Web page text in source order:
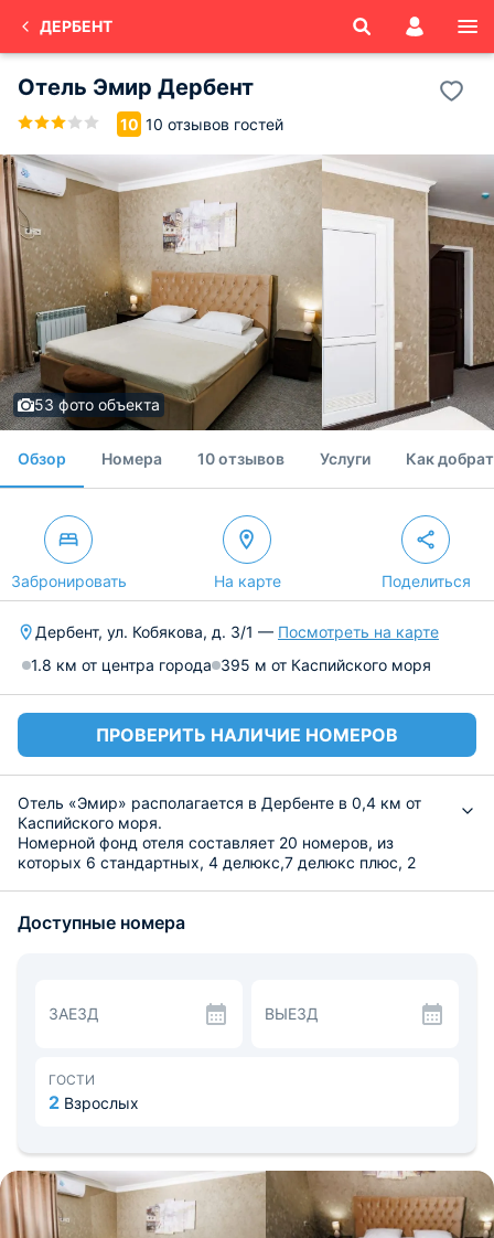
ДЕРБЕНТ
Отель Эмир Дербент
10 10 отзывов гостей
53 фото объекта
Обзор Номера 10 отзывов Услуги Как
Забронировать На карте Поделиться
Дербент, ул. Кобякова, д. 3/1 — Посмотреть на карте
1.8 км от центра города 395 м от Каспийского моря
ПРОВЕРИТЬ НАЛИЧИЕ НОМЕРОВ
Отель «Эмир» располагается в Дербенте в 0,4 км от
Каспийского моря.
Номерной фонд отеля составляет 20 номеров, из
которых 6 стандартных, 4 делюкс,7 делюкс плюс, 2
телевизор.
Недалеко — «Хрустальный мост», «Восточные ворота»,
железнодорожного вокзала — 0,1 км, до аэропорта
«Уйташ» - 100,4 км.
Доступные номера
ЗАЕЗД ВЫЕЗД
ГОСТИ
2 Взрослых